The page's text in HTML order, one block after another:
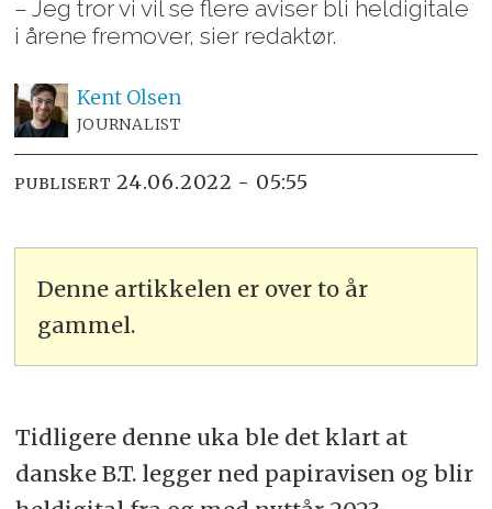
– Jeg tror vi vil se flere aviser bli heldigitale
i årene fremover, sier redaktør.
Kent Olsen
JOURNALIST
PUBLISERT 24.06.2022 - 05:55
Denne artikkelen er over to år
gammel.
Tidligere denne uka ble det klart at
danske B.T. legger ned papiravisen og blir